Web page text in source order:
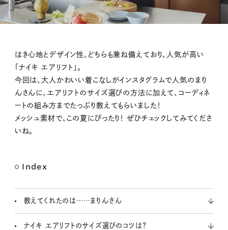
M
e
はき心地とデザイン性、どちらも兼ね備えており、人気が高い
「ナイキ エアリフト」。
今回は、大人かわいい着こなしがインスタグラムで人気のまり
んさんに、エアリフトのサイズ選びの方法に加えて、コーディネ
ートの組み方までたっぷり教えてもらいました！
メッシュ素材で、この夏にぴったり！ ぜひチェックしてみてくださ
いね。
Index
教えてくれたのは……まりんさん
ナイキ エアリフトのサイズ選びのコツは？